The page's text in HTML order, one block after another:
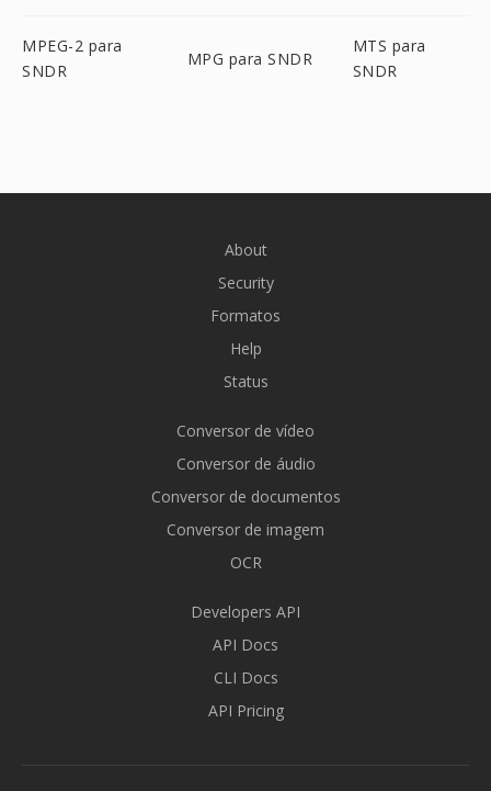
MPEG-2 para
SNDR
MPG para SNDR
MTS para
SNDR
About
Security
Formatos
Help
Status
Conversor de vídeo
Conversor de áudio
Conversor de documentos
Conversor de imagem
OCR
Developers API
API Docs
CLI Docs
API Pricing